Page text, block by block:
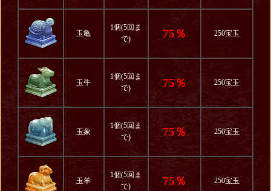
玉亀
1個(5回ま
で)
75％ 250宝玉
玉牛
1個(5回ま
で)
75％ 250宝玉
玉象
1個(5回ま
で)
75％ 250宝玉
玉羊
1個(5回ま
で)
75％ 250宝玉